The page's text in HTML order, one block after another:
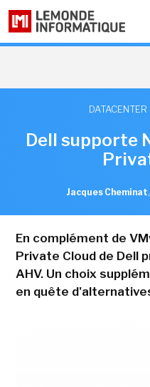
DATACENTER
Dell supporte
Jacques Cheminat,
En complément de
Private Cloud de Dell
AHV. Un choix
en quête